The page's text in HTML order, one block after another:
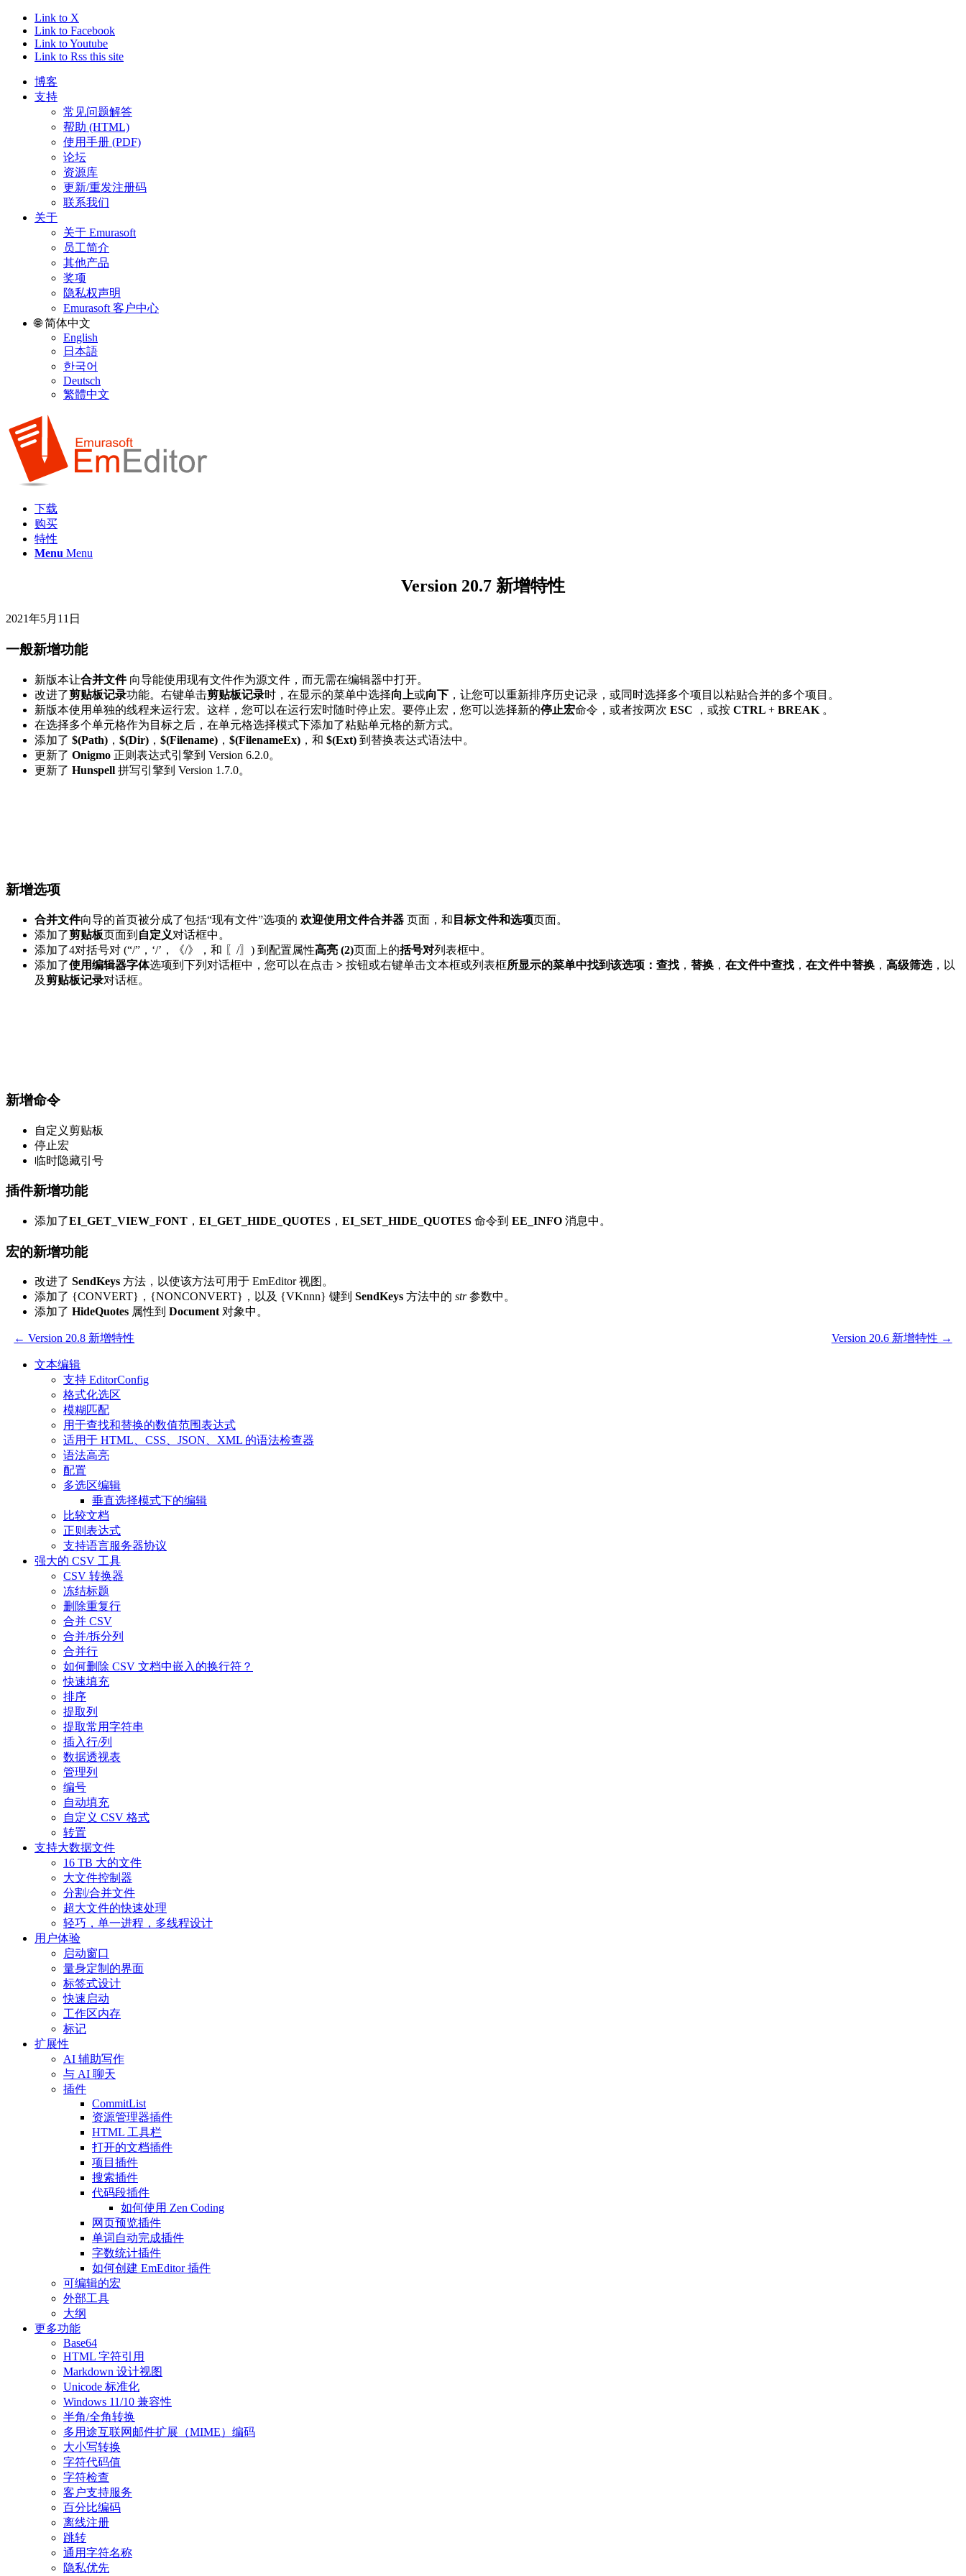
Link to X
Link to Facebook
Link to Youtube
Link to Rss this site
博客
支持
常见问题解答
帮助 (HTML)
使用手册 (PDF)
论坛
资源库
更新/重发注册码
联系我们
关于
关于 Emurasoft
员工简介
其他产品
奖项
隐私权声明
Emurasoft 客户中心
🌐 简体中文
English
日本語
한국어
Deutsch
繁體中文
下载
购买
特性
Menu Menu
Version 20.7 新增特性
2021年5月11日
一般新增功能
新版本让合并文件向导能使用现有文件作为源文件，而无需在编辑器中打开。
改进了剪贴板记录功能。右键单击剪贴板记录时，在显示的菜单中选择向上或向下 ，让您可以重新排序历史记录，或同时选择多个项目以粘贴合并的多个项目。
新版本使用单独的线程来运行宏。这样，您可以在运行宏时随时停止宏。要停止宏，您可以选择新的停止宏命令，或者按两次 ESC ，或按 CTRL + BREAK 。
在选择多个单元格作为目标之后，在单元格选择模式下添加了粘贴单元格的新方式。
添加了 $(Path) ， $(Dir) ， $(Filename) ， $(FilenameEx) ，和 $(Ext) 到替换表达式语法中。
更新了 Onigmo 正则表达式引擎到 Version 6.2.0。
更新了 Hunspell 拼写引擎到 Version 1.7.0。
新增选项
合并文件向导的首页被分成了包括“现有文件”选项的 欢迎使用文件合并器 页面，和 目标文件和选项页面。
添加了剪贴板页面到 自定义对话框中。
添加了4对括号对 (“/”，‘/’，《/》，和 〖/〗) 到配置属性高亮 (2)页面上的括号对列表框中。
添加了使用编辑器字体选项到下列对话框中，您可以在点击 > 按钮或右键单击文本框或列表框所显示的菜单中找到该选项：查找 ， 替换 ， 在文件中查找 ， 在文件中替换 ， 高级筛选，以
及剪贴板记录对话框。
新增命令
自定义剪贴板
停止宏
临时隐藏引号
插件新增功能
添加了EI_GET_VIEW_FONT ， EI_GET_HIDE_QUOTES ， EI_SET_HIDE_QUOTES 命令到 EE_INFO 消息中。
宏的新增功能
改进了 SendKeys 方法，以使该方法可用于 EmEditor 视图。
添加了 {CONVERT}，{NONCONVERT}，以及 {VKnnn} 键到 SendKeys 方法中的 str参数中。
添加了 HideQuotes 属性到 Document对象中。
← Version 20.8 新增特性 Version 20.6 新增特性 →
文本编辑
支持 EditorConfig
格式化选区
模糊匹配
用于查找和替换的数值范围表达式
适用于 HTML、CSS、JSON、XML 的语法检查器
语法高亮
配置
多选区编辑
垂直选择模式下的编辑
比较文档
正则表达式
支持语言服务器协议
强大的 CSV 工具
CSV 转换器
冻结标题
删除重复行
合并 CSV
合并/拆分列
合并行
如何删除 CSV 文档中嵌入的换行符？
快速填充
排序
提取列
提取常用字符串
插入行/列
数据透视表
管理列
编号
自动填充
自定义 CSV 格式
转置
支持大数据文件
16 TB 大的文件
大文件控制器
分割/合并文件
超大文件的快速处理
轻巧，单一进程，多线程设计
用户体验
启动窗口
量身定制的界面
标签式设计
快速启动
工作区内存
标记
扩展性
AI 辅助写作
与 AI 聊天
插件
CommitList
资源管理器插件
HTML 工具栏
打开的文档插件
项目插件
搜索插件
代码段插件
如何使用 Zen Coding
网页预览插件
单词自动完成插件
字数统计插件
如何创建 EmEditor 插件
可编辑的宏
外部工具
大纲
更多功能
Base64
HTML 字符引用
Markdown 设计视图
Unicode 标准化
Windows 11/10 兼容性
半角/全角转换
多用途互联网邮件扩展（MIME）编码
大小写转换
字符代码值
字符检查
客户支持服务
百分比编码
离线注册
跳转
通用字符名称
隐私优先